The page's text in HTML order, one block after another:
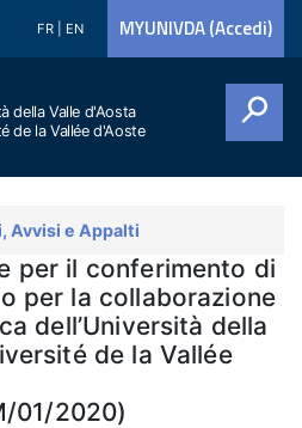
FR EN MYUNIVDA (Accedi)
della Valle d'Aosta
de la Vallée d'Aoste
Avvisi e Appalti
per il conferimento di
per la collaborazione
dell’Università della
de la Vallée
01/2020)